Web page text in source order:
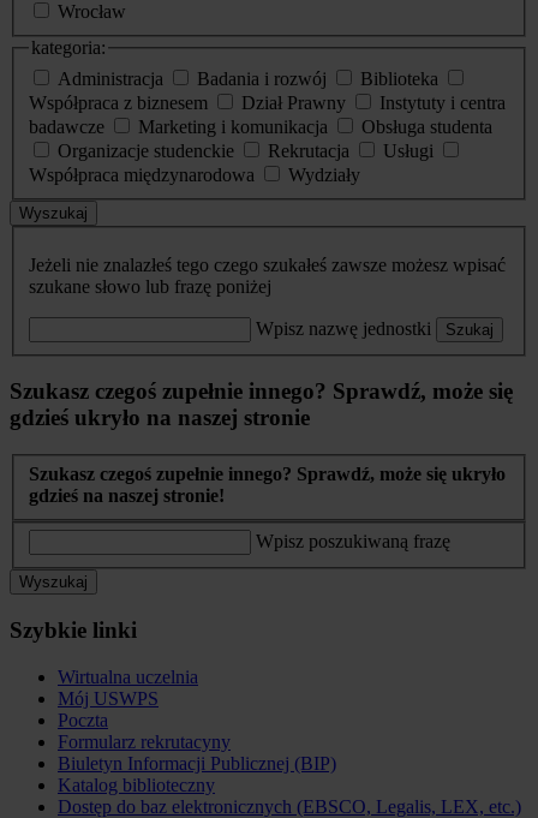
Wrocław
kategoria:
Administracja
Badania i rozwój
Biblioteka
Współpraca z biznesem
Dział Prawny
Instytuty i centra
badawcze
Marketing i komunikacja
Obsługa studenta
Organizacje studenckie
Rekrutacja
Usługi
Współpraca międzynarodowa
Wydziały
Wyszukaj
Jeżeli nie znalazłeś tego czego szukałeś zawsze możesz wpisać
szukane słowo lub frazę poniżej
Wpisz nazwę jednostki Szukaj
Szukasz czegoś zupełnie innego? Sprawdź, może się
gdzieś ukryło na naszej stronie
Szukasz czegoś zupełnie innego? Sprawdź, może się ukryło
gdzieś na naszej stronie!
Wpisz poszukiwaną frazę
Wyszukaj
Szybkie linki
Wirtualna uczelnia
Mój USWPS
Poczta
Formularz rekrutacyny
Biuletyn Informacji Publicznej (BIP)
Katalog biblioteczny
Dostęp do baz elektronicznych (EBSCO, Legalis, LEX, etc.)